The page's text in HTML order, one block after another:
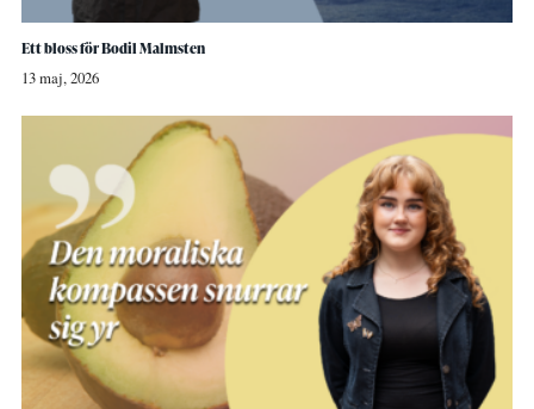
Ett bloss för Bodil Malmsten
13 maj, 2026